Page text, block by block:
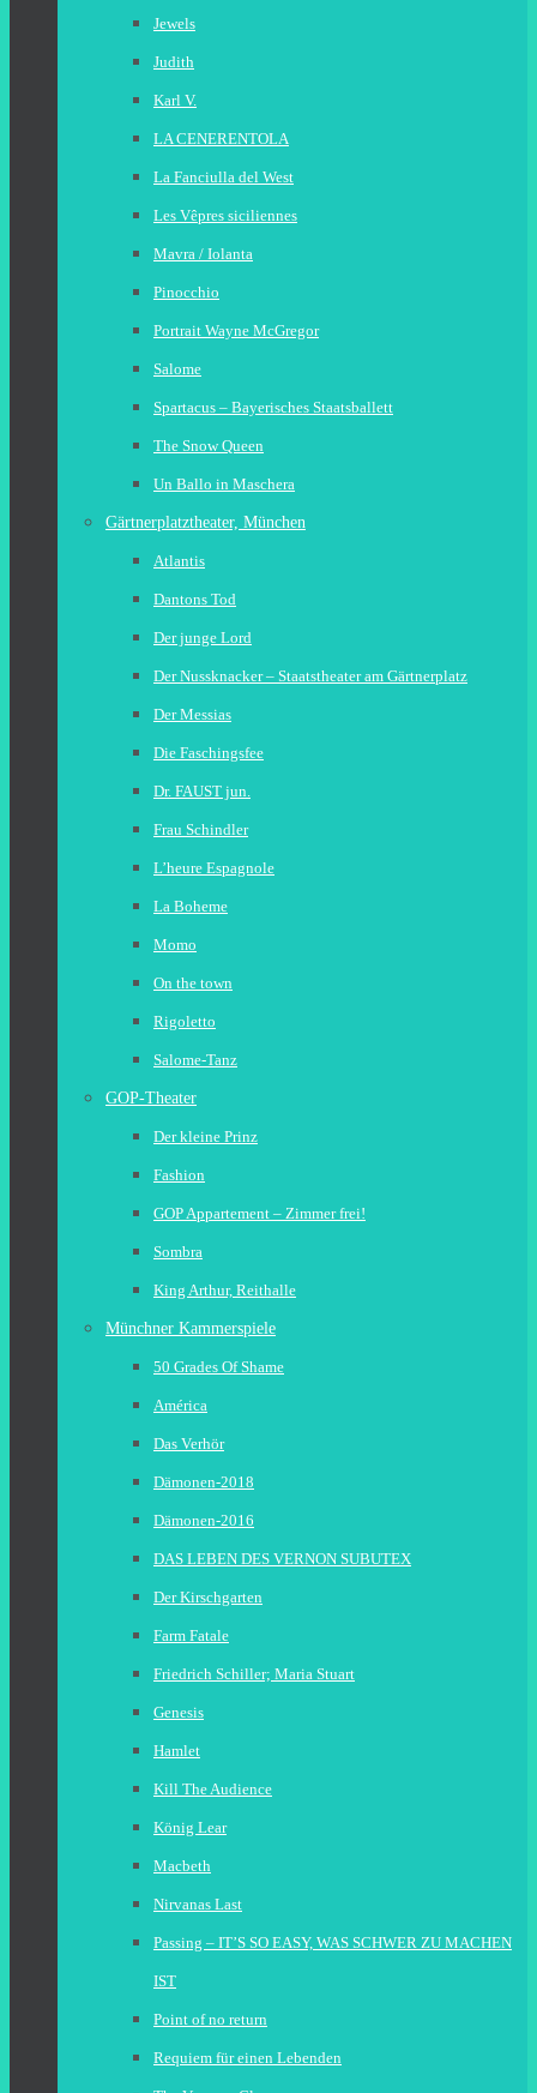
Jewels
Judith
Karl V.
LA CENERENTOLA
La Fanciulla del West
Les Vêpres siciliennes
Mavra / Iolanta
Pinocchio
Portrait Wayne McGregor
Salome
Spartacus – Bayerisches Staatsballett
The Snow Queen
Un Ballo in Maschera
Gärtnerplatztheater, München
Atlantis
Dantons Tod
Der junge Lord
Der Nussknacker – Staatstheater am Gärtnerplatz
Der Messias
Die Faschingsfee
Dr. FAUST jun.
Frau Schindler
L’heure Espagnole
La Boheme
Momo
On the town
Rigoletto
Salome-Tanz
GOP-Theater
Der kleine Prinz
Fashion
GOP Appartement – Zimmer frei!
Sombra
King Arthur, Reithalle
Münchner Kammerspiele
50 Grades Of Shame
América
Das Verhör
Dämonen-2018
Dämonen-2016
DAS LEBEN DES VERNON SUBUTEX
Der Kirschgarten
Farm Fatale
Friedrich Schiller; Maria Stuart
Genesis
Hamlet
Kill The Audience
König Lear
Macbeth
Nirvanas Last
Passing – IT’S SO EASY, WAS SCHWER ZU MACHEN
IST
Point of no return
Requiem für einen Lebenden